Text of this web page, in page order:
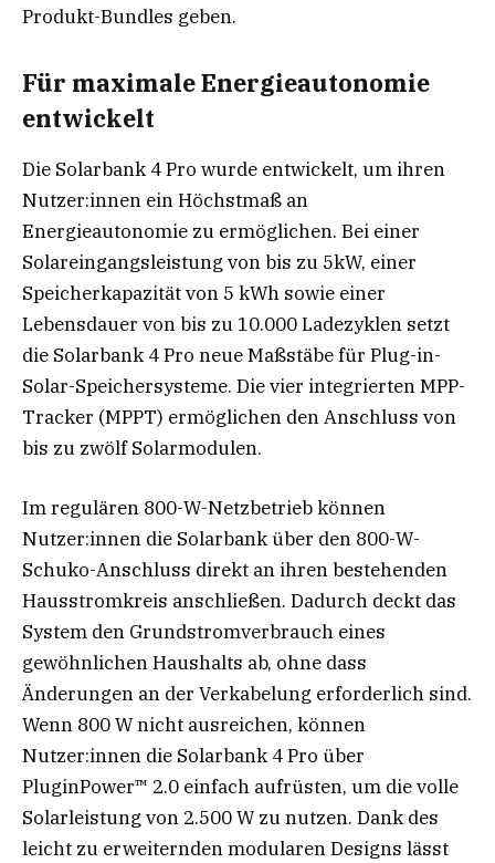
Produkt-Bundles geben.
Für maximale Energieautonomie
entwickelt
Die Solarbank 4 Pro wurde entwickelt, um ihren
Nutzer:innen ein Höchstmaß an
Energieautonomie zu ermöglichen. Bei einer
Solareingangsleistung von bis zu 5kW, einer
Speicherkapazität von 5 kWh sowie einer
Lebensdauer von bis zu 10.000 Ladezyklen setzt
die Solarbank 4 Pro neue Maßstäbe für Plug-in-
Solar-Speichersysteme. Die vier integrierten MPP-
Tracker (MPPT) ermöglichen den Anschluss von
bis zu zwölf Solarmodulen.
Im regulären 800-W-Netzbetrieb können
Nutzer:innen die Solarbank über den 800-W-
Schuko-Anschluss direkt an ihren bestehenden
Hausstromkreis anschließen. Dadurch deckt das
System den Grundstromverbrauch eines
gewöhnlichen Haushalts ab, ohne dass
Änderungen an der Verkabelung erforderlich sind.
Wenn 800 W nicht ausreichen, können
Nutzer:innen die Solarbank 4 Pro über
PluginPower™ 2.0 einfach aufrüsten, um die volle
Solarleistung von 2.500 W zu nutzen. Dank des
leicht zu erweiternden modularen Designs lässt